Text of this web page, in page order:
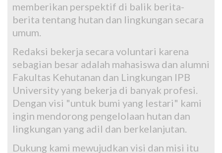
memberikan perspektif di balik berita-
berita tentang hutan dan lingkungan secara
umum.
Redaksi bekerja secara voluntari karena
sebagian besar adalah mahasiswa dan alumni
Fakultas Kehutanan dan Lingkungan IPB
University yang bekerja di banyak profesi.
Dengan visi "untuk bumi yang lestari" kami
ingin mendorong pengelolaan hutan dan
lingkungan yang adil dan berkelanjutan.
Dukung kami mewujudkan visi dan misi itu